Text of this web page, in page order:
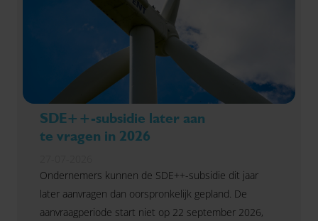
SDE++-subsidie later aan
te vragen in 2026
Ondernemers kunnen de SDE++-subsidie dit jaar
later aanvragen dan oorspronkelijk gepland. De
aanvraagperiode start niet op 22 september 2026,